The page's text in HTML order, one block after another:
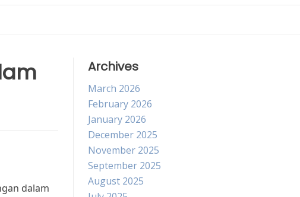
dalam
Archives
March 2026
February 2026
January 2026
December 2025
November 2025
September 2025
August 2025